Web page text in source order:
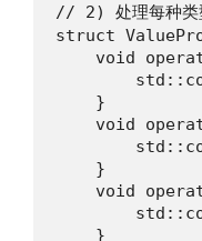
// 2) 处理每种类
struct
void
    }
void
    }
void
    }